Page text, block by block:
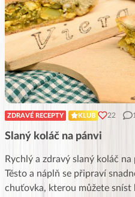
ZDRAVÉ RECEPTY KLUB 22
Slaný koláč na pánvi
Rychlý a zdravý slaný koláč
Těsto a náplň se připraví
chuťovka, kterou můžete sníst